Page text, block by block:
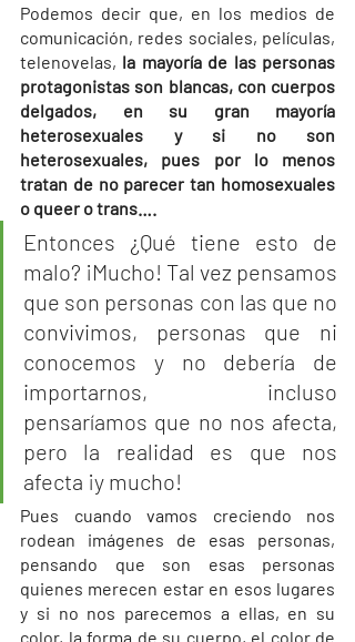
Podemos decir que, en los medios de
comunicación, redes sociales, películas,
telenovelas, la mayoría de las personas
protagonistas son blancas, con cuerpos
delgados, en su gran mayoría
heterosexuales y si no son
heterosexuales, pues por lo menos
tratan de no parecer tan homosexuales
o queer o trans….
Entonces ¿Qué tiene esto de
malo? ¡Mucho! Tal vez pensamos
que son personas con las que no
convivimos, personas que ni
conocemos y no debería de
importarnos, incluso
pensaríamos que no nos afecta,
pero la realidad es que nos
afecta ¡y mucho!
Pues cuando vamos creciendo nos
rodean imágenes de esas personas,
pensando que son esas personas
quienes merecen estar en esos lugares
y si no nos parecemos a ellas, en su
color, la forma de su cuerpo, el color de